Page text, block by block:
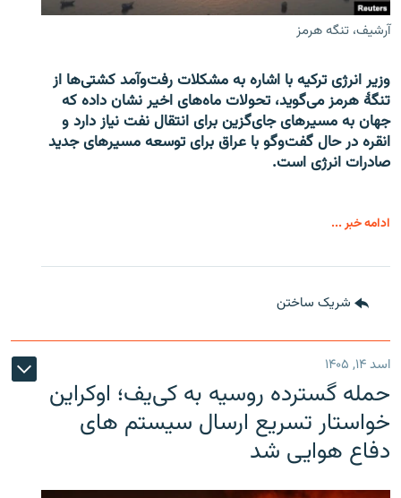
آرشیف، تنگه هرمز
وزیر انرژی ترکیه با اشاره به مشکلات رفت‌وآمد کشتی‌ها از
تنگۀ هرمز می‌گوید، تحولات ماه‌های اخیر نشان داده که
جهان به مسیرهای جای‌گزین برای انتقال نفت نیاز دارد و
انقره در حال گفت‌وگو با عراق برای توسعه مسیرهای جدید
صادرات انرژی است.
ادامه خبر ...
شریک ساختن
اسد ۱۴, ۱۴۰۵
حمله گسترده روسیه به کی‌یف؛ اوکراین
خواستار تسریع ارسال سیستم های
دفاع هوایی شد